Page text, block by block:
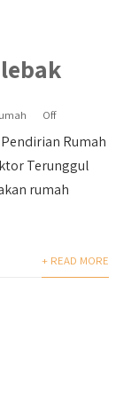
Off
Rumah
Terunggul
rumah
+ READ MORE